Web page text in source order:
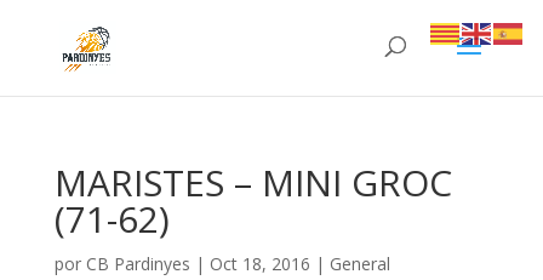
MARISTES – MINI GROC
(71-62)
por CB Pardinyes | Oct 18, 2016 | General